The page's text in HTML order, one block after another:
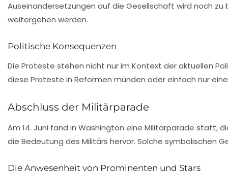
Auseinandersetzungen auf die Gesellschaft wird noch
weitergehen werden.
Politische Konsequenzen
Die Proteste stehen nicht nur im Kontext der aktuellen
diese Proteste in Reformen münden oder einfach nur
Abschluss der Militärparade
Am 14. Juni fand in Washington eine Militärparade statt,
die Bedeutung des Militärs hervor. Solche symbolischen
Die Anwesenheit von Prominenten und Stars